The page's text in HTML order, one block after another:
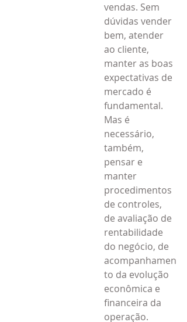
vendas. Sem
dúvidas vender
bem, atender
ao cliente,
manter as boas
expectativas de
mercado é
fundamental.
Mas é
necessário,
também,
pensar e
manter
procedimentos
de controles,
de avaliação de
rentabilidade
do negócio, de
acompanhamen
to da evolução
econômica e
financeira da
operação.